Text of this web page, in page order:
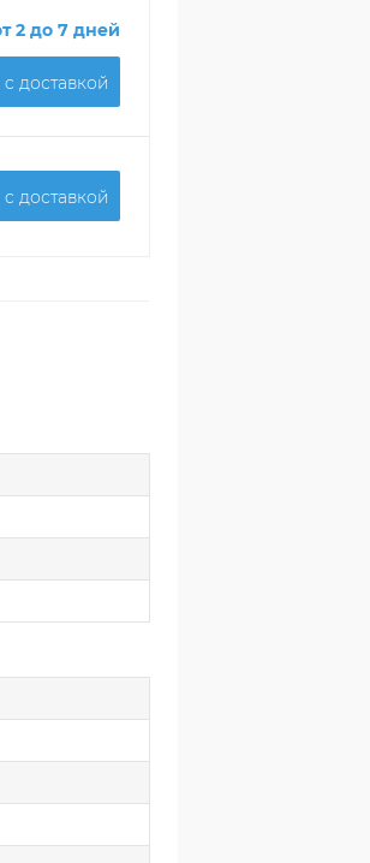
2 до 7 дней
доставкой
доставкой